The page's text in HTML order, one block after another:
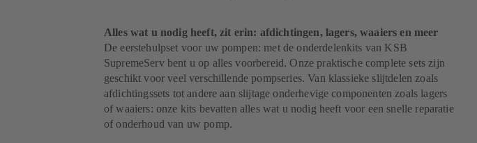
Alles wat u nodig heeft, zit erin: afdichtingen, lagers, waaiers en meer
De eerstehulpset voor uw pompen: met de onderdelenkits van KSB
SupremeServ bent u op alles voorbereid. Onze praktische complete sets zijn
geschikt voor veel verschillende pompseries. Van klassieke slijtdelen zoals
afdichtingssets tot andere aan slijtage onderhevige componenten zoals lagers
of waaiers: onze kits bevatten alles wat u nodig heeft voor een snelle reparatie
of onderhoud van uw pomp.